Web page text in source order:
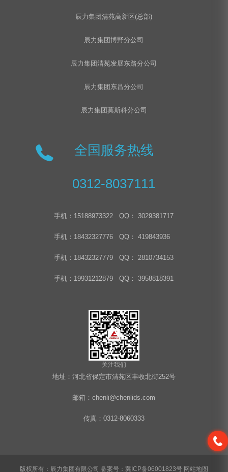
辰力集团清苑高新区(总部)
辰力集团博野分公司
辰力集团清苑发展东路分公司
辰力集团东吕分公司
辰力集团莫斯科分公司
全国服务热线
0312-8037111
手机：15188973322 QQ： 3029381717
手机：18432327776 QQ： 419843936
手机：18432327779 QQ： 2810734153
手机：19931212879 QQ： 3958818391
关注我们
地址：河北省保定市清苑区丰收北街252号
邮箱：chenli@chenlids.com
传真：0312-8060333
版权所有：辰力集团有限公司 备案号：冀ICP备06001823号 网站地图